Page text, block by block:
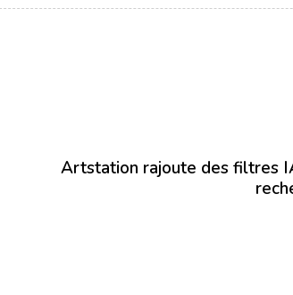
Artstation rajoute des filtres